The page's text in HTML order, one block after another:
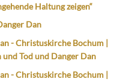
Haltung zeigen“
Dan
- Christuskirche Bochum |
und Tod und Danger Dan
- Christuskirche Bochum |